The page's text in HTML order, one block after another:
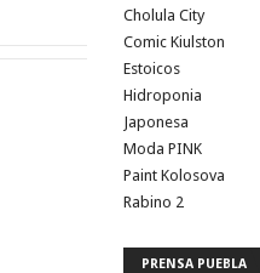
Cholula City
Comic Kiulston
Estoicos
Hidroponia
Japonesa
Moda PINK
Paint Kolosova
Rabino 2
PRENSA PUEBLA